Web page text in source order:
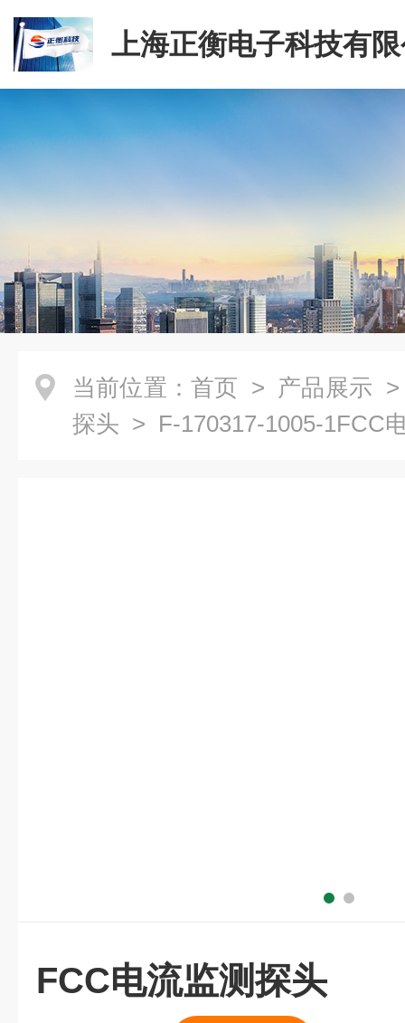
上海正衡电子科技有
当前位置： 首页 > 产品展示
探头 > F-170317-1005-1FCC
FCC电流监测探头